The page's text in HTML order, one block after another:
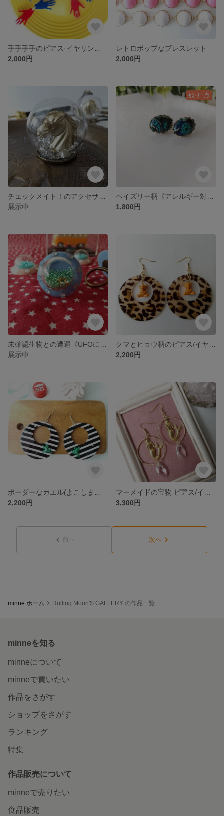
2,000円
レトロポップなブレスレット
2,000円
展示中
残り1点
1,800円
展示中
2,200円
2,200円
3,300円
前へ 次へ
minne ホーム Rolling Moon'S GALLERY の作品一覧
minneを知る
minneについて
minneで買いたい
作品をさがす
ショップをさがす
ランキング
特集
作品販売について
minneで売りたい
食品販売